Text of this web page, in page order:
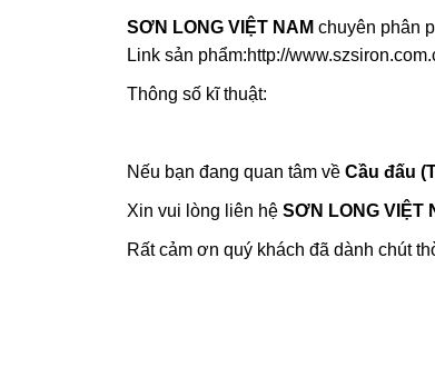
SƠN LONG VIỆT NAM chuyên phân
Link sản phẩm:http://
Thông số kĩ thuật:
Nếu bạn đang quan tâm về Cầu đấu
Xin vui lòng liên hệ SƠN LONG VIỆT
Rất cảm ơn quý khách đã dành chút